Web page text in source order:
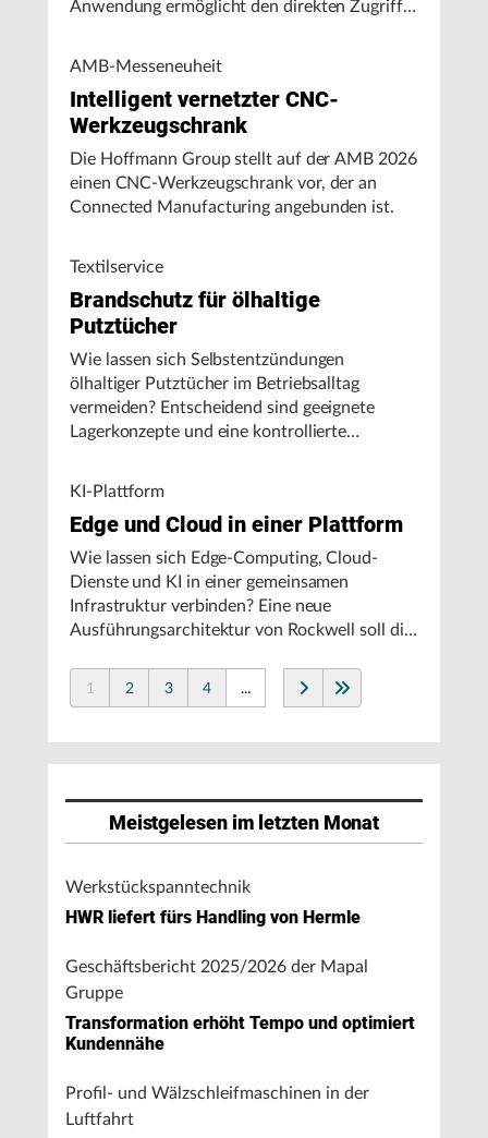
Anwendung ermöglicht den direkten Zugriff
Energieverbrauch.
AMB-Messeneuheit
Intelligent vernetzter CNC-
Werkzeugschrank
Die Hoffmann Group stellt auf der AMB 2026
einen CNC-Werkzeugschrank vor, der an
Connected Manufacturing angebunden ist.
Textilservice
Brandschutz für ölhaltige
Putztücher
Wie lassen sich Selbstentzündungen
ölhaltiger Putztücher im Betriebsalltag
vermeiden? Entscheidend sind geeignete
Lagerkonzepte und eine kontrollierte
KI-Plattform
Edge und Cloud in einer Plattform
Wie lassen sich Edge-Computing, Cloud-
Dienste und KI in einer gemeinsamen
Infrastruktur verbinden? Eine neue
Ausführungsarchitektur von Rockwell soll die
vereinfachen und den autonomen
Fertigungsbetrieb unterstützen.
1 2 3 4 ...
Meistgelesen im letzten Monat
Werkstückspanntechnik
HWR liefert fürs Handling von Hermle
Geschäftsbericht 2025/2026 der Mapal
Gruppe
Transformation erhöht Tempo und optimiert
Kundennähe
Profil- und Wälzschleifmaschinen in der
Luftfahrt